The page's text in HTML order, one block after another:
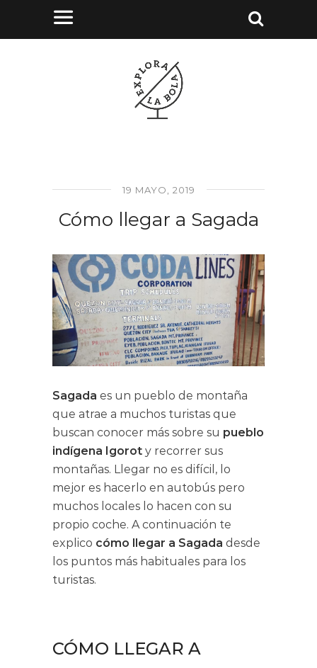
19 MAYO, 2019
Cómo llegar a Sagada
Sagada es un pueblo de montaña
que atrae a muchos turistas que
buscan conocer más sobre su pueblo
indígena Igorot y recorrer sus
montañas. Llegar no es difícil, lo
mejor es hacerlo en autobús pero
muchos locales lo hacen con su
propio coche. A continuación te
explico cómo llegar a Sagada desde
los puntos más habituales para los
turistas.
CÓMO LLEGAR A